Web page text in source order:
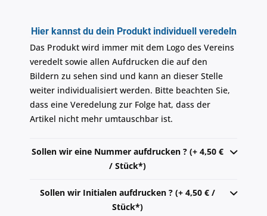
Hier kannst du dein Produkt individuell veredeln
Das Produkt wird immer mit dem Logo des Vereins
veredelt sowie allen Aufdrucken die auf den
Bildern zu sehen sind und kann an dieser Stelle
weiter individualisiert werden. Bitte beachten Sie,
dass eine Veredelung zur Folge hat, dass der
Artikel nicht mehr umtauschbar ist.
Sollen wir eine Nummer aufdrucken ? (+ 4,50 €
/ Stück*)
Sollen wir Initialen aufdrucken ? (+ 4,50 € /
Stück*)